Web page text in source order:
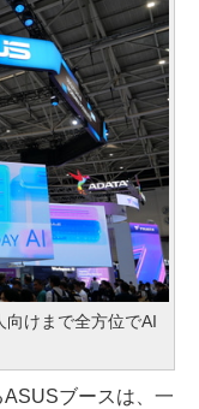
向けまで全方位でAI
ブースは、一